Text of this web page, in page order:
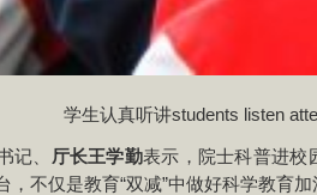
学生认真听讲students listen
记、 厅长王学勤表示，院士科普进校
，不仅是教育“双减”中做好科学教育